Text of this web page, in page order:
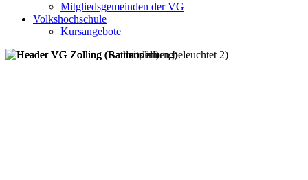
Mitgliedsgemeinden der VG
Volkshochschule
Kursangebote